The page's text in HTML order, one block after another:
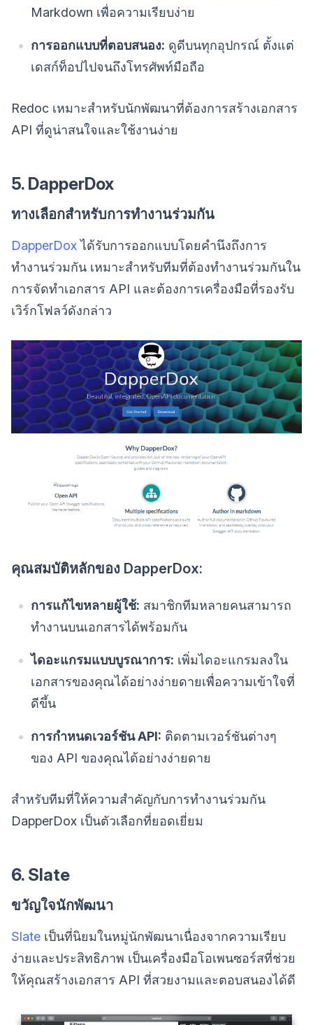
Markdown เพื่อความเรียบง่าย
การออกแบบที่ตอบสนอง: ดูดีบนทุกอุปกรณ์ ตั้งแต่
เดสก์ท็อปไปจนถึงโทรศัพท์มือถือ
Redoc เหมาะสำหรับนักพัฒนาที่ต้องการสร้างเอกสาร
API ที่ดูน่าสนใจและใช้งานง่าย
5. DapperDox
ทางเลือกสำหรับการทำงานร่วมกัน
DapperDoxได้รับการออกแบบโดยคำนึงถึงการ
ทำงานร่วมกัน เหมาะสำหรับทีมที่ต้องทำงานร่วมกันใน
การจัดทำเอกสาร API และต้องการเครื่องมือที่รองรับ
เวิร์กโฟลว์ดังกล่าว
คุณสมบัติหลักของ DapperDox:
การแก้ไขหลายผู้ใช้: สมาชิกทีมหลายคนสามารถ
ทำงานบนเอกสารได้พร้อมกัน
ไดอะแกรมแบบบูรณาการ: เพิ่มไดอะแกรมลงใน
เอกสารของคุณได้อย่างง่ายดายเพื่อความเข้าใจที่
ดีขึ้น
การกำหนดเวอร์ชัน API: ติดตามเวอร์ชันต่างๆ
ของ API ของคุณได้อย่างง่ายดาย
สำหรับทีมที่ให้ความสำคัญกับการทำงานร่วมกัน
DapperDox เป็นตัวเลือกที่ยอดเยี่ยม
6. Slate
ขวัญใจนักพัฒนา
Slate เป็นที่นิยมในหมู่นักพัฒนาเนื่องจากความเรียบ
ง่ายและประสิทธิภาพ เป็นเครื่องมือโอเพนซอร์สที่ช่วย
ให้คุณสร้างเอกสาร API ที่สวยงามและตอบสนองได้ดี